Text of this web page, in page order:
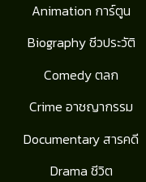
Animation การ์ตูน
Biography ชีวประวัติ
Comedy ตลก
Crime อาชญากรรม
Documentary สารคดี
Drama ชีวิต